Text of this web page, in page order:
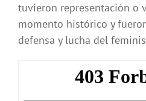
tuvieron representación o
momento histórico y
defensa y lucha del